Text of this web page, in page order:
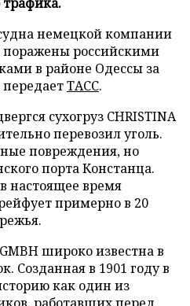
немецкой компании
российскими
в районе Одессы за
ТАСС.
сухогруз CHRISTINA
перевозил уголь.
повреждения, но
порта Констанца.
настоящее время
примерно в 20
широко известна в
Созданная в 1901 году в
как один из